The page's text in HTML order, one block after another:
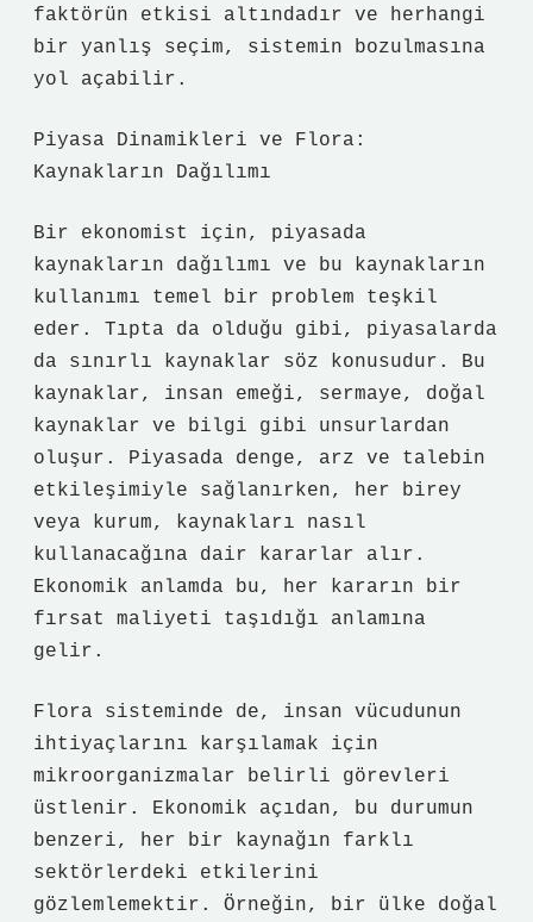
faktörün etkisi altındadır ve herhangi
bir yanlış seçim, sistemin bozulmasına
yol açabilir.
Piyasa Dinamikleri ve Flora:
Kaynakların Dağılımı
Bir ekonomist için, piyasada
kaynakların dağılımı ve bu kaynakların
kullanımı temel bir problem teşkil
eder. Tıpta da olduğu gibi, piyasalarda
da sınırlı kaynaklar söz konusudur. Bu
kaynaklar, insan emeği, sermaye, doğal
kaynaklar ve bilgi gibi unsurlardan
oluşur. Piyasada denge, arz ve talebin
etkileşimiyle sağlanırken, her birey
veya kurum, kaynakları nasıl
kullanacağına dair kararlar alır.
Ekonomik anlamda bu, her kararın bir
fırsat maliyeti taşıdığı anlamına
gelir.
Flora sisteminde de, insan vücudunun
ihtiyaçlarını karşılamak için
mikroorganizmalar belirli görevleri
üstlenir. Ekonomik açıdan, bu durumun
benzeri, her bir kaynağın farklı
sektörlerdeki etkilerini
gözlemlemektir. Örneğin, bir ülke doğal